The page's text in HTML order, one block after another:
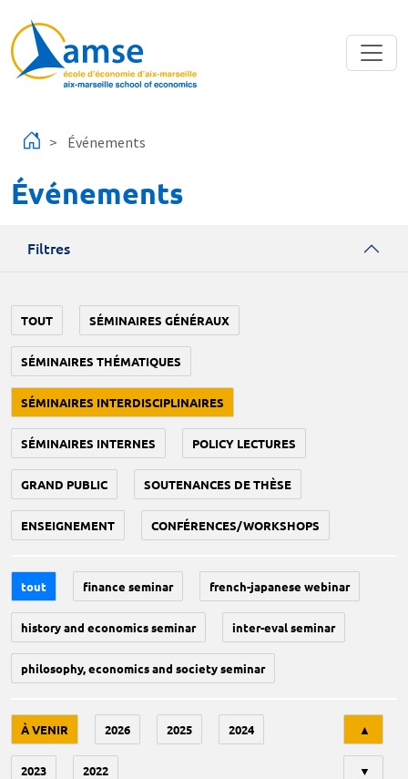
Événements
Événements
Filtres
TOUT SÉMINAIRES GÉNÉRAUX
SÉMINAIRES THÉMATIQUES
SÉMINAIRES INTERDISCIPLINAIRES
SÉMINAIRES INTERNES POLICY LECTURES
GRAND PUBLIC SOUTENANCES DE THÈSE
ENSEIGNEMENT CONFÉRENCES/WORKSHOPS
tout finance seminar french-japanese webinar
history and economics seminar inter-eval seminar
philosophy, economics and society seminar
À VENIR 2026 2025 2024
2023 2022
▲
▼